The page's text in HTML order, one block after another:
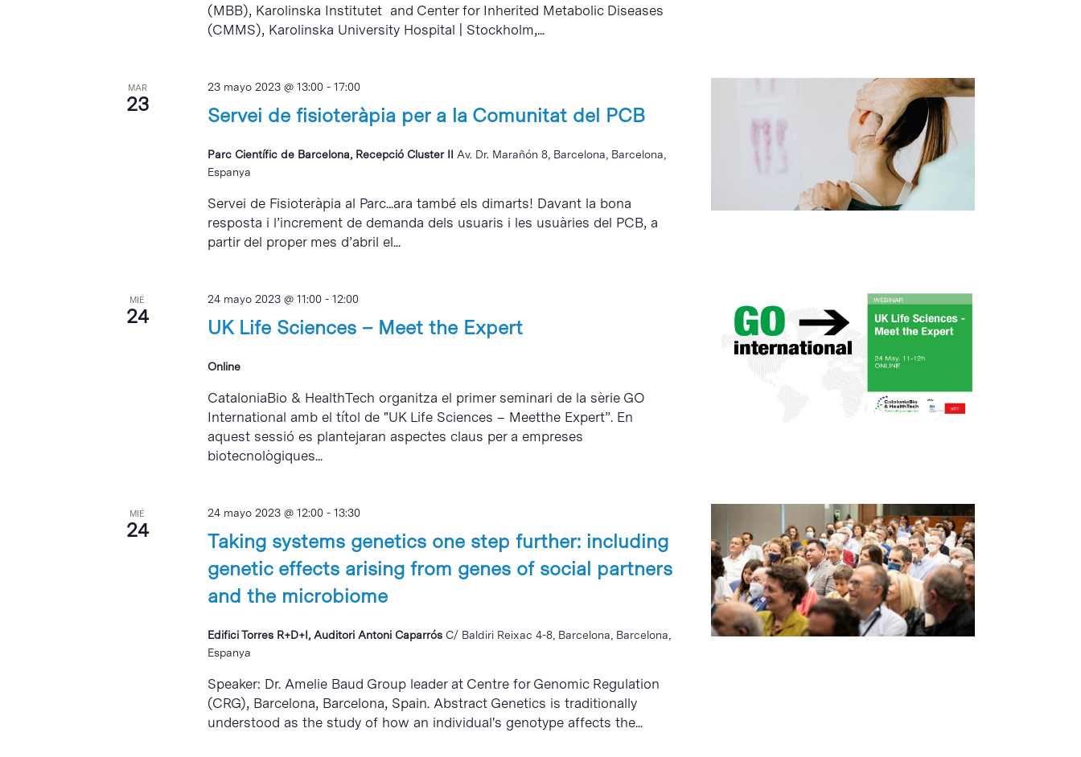
(MBB), Karolinska Institutet and Center for Inherited Metabolic Diseases
(CMMS), Karolinska University Hospital | Stockholm,...
MAR
23 Servei de fisioteràpia per a la Comunitat del PCB
23 mayo 2023 @ 13:00- 17:00
Parc Científic de Barcelona, Recepció Cluster II Av. Dr. Marañón 8, Barcelona, Barcelona,
Espanya
Servei de Fisioteràpia al Parc...ara també els dimarts! Davant la bona
resposta i l’increment de demanda dels usuaris i les usuàries del PCB, a
partir del proper mes d’abril el...
MIÉ
24 UK Life Sciences – Meet the Expert
24 mayo 2023 @ 11:00- 12:00
Online
CataloniaBio & HealthTech organitza el primer seminari de la sèrie GO
International amb el títol de "UK Life Sciences – Meetthe Expert”. En
aquest sessió es plantejaran aspectes claus per a empreses
biotecnològiques...
MIÉ
24
Taking systems genetics one step further: including
genetic effects arising from genes of social partners
and the microbiome
24 mayo 2023 @ 12:00- 13:30
Edifici Torres R+D+I, Auditori Antoni Caparrós C/ Baldiri Reixac 4-8, Barcelona, Barcelona,
Espanya
Speaker: Dr. Amelie Baud Group leader at Centre for Genomic Regulation
(CRG), Barcelona, Barcelona, Spain. Abstract Genetics is traditionally
understood as the study of how an individual's genotype affects the...